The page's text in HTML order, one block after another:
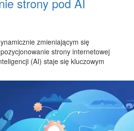
zmieniającym się
strony internetowej
(AI) staje się kluczowym